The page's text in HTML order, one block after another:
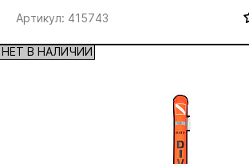
Артикул: 415743
НЕТ В НАЛИЧИИ